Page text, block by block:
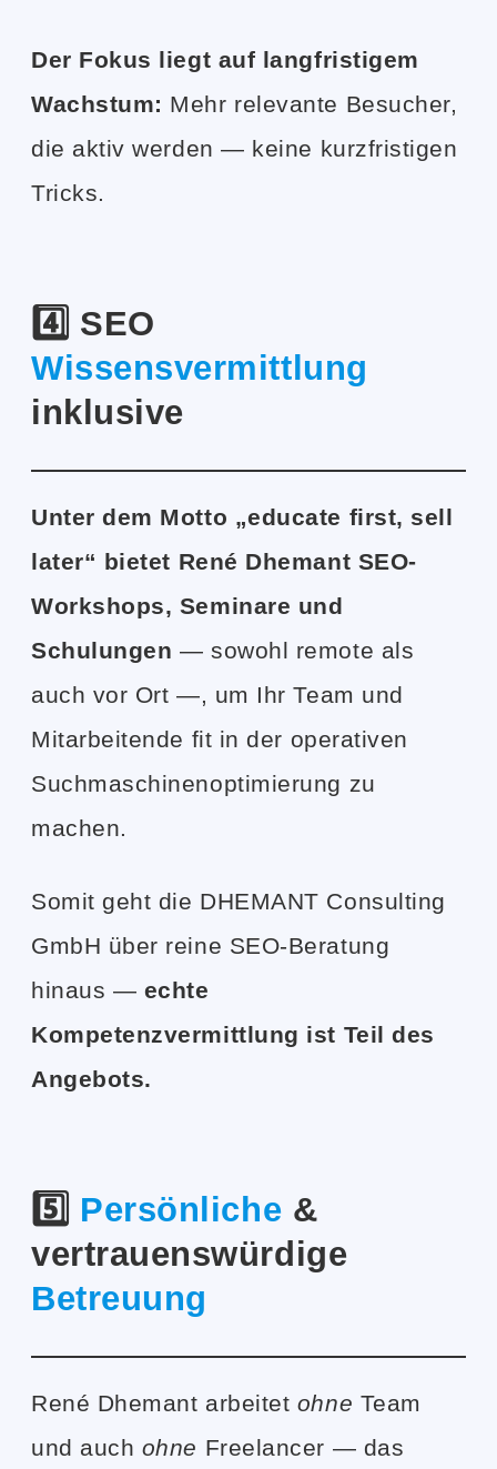
Der Fokus liegt auf langfristigem
Wachstum: Mehr relevante Besucher,
die aktiv werden — keine kurzfristigen
Tricks.
4️⃣ SEO
Wissensvermittlung
inklusive
Unter dem Motto „educate first, sell
later“ bietet René Dhemant SEO-
Workshops, Seminare und
Schulungen — sowohl remote als
auch vor Ort —, um Ihr Team und
Mitarbeitende fit in der operativen
Suchmaschinenoptimierung zu
machen.
Somit geht die DHEMANT Consulting
GmbH über reine SEO-Beratung
hinaus — echte
Kompetenzvermittlung ist Teil des
Angebots.
5️⃣ Persönliche &
vertrauenswürdige
Betreuung
René Dhemant arbeitet ohne Team
und auch ohne Freelancer — das